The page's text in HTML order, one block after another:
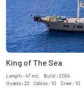
King of The Sea
Length : 47 mt. Build : 2024
Guests : 22 Cabins : 10 Crew : 10